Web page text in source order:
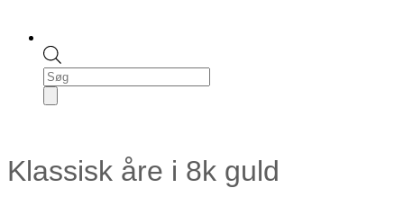
Products
search
Klassisk åre i 8k guld